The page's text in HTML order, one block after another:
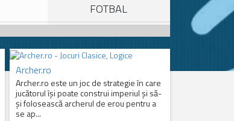
FOTBAL
MASINI
SONIC
Archer.ro
Archer.ro este un joc de strategie în care
jucătorul își poate construi imperiul și să-
și folosească archerul de erou pentru a
se ap...